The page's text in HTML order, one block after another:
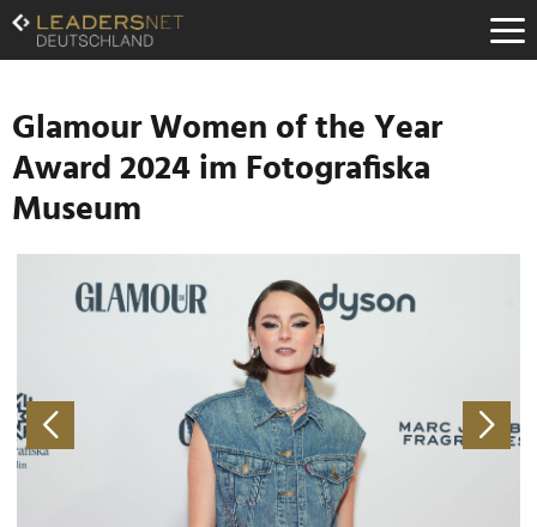
Zum
Inhalt
Zur
Navigation
Zur
Hauptnavigation
Glamour Women of the Year
Award 2024 im Fotografiska
Museum